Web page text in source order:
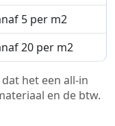
5 per m2
20 per m2
het een all-in
en de btw.